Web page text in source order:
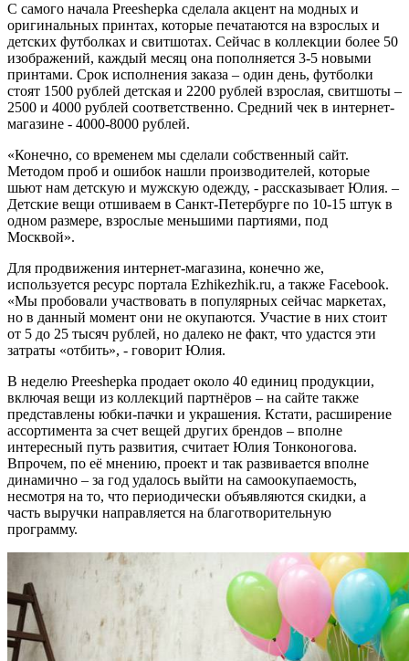
С самого начала Preeshepka сделала акцент на модных и
оригинальных принтах, которые печатаются на взрослых и
детских футболках и свитшотах. Сейчас в коллекции более 50
изображений, каждый месяц она пополняется 3-5 новыми
принтами. Срок исполнения заказа – один день, футболки
стоят 1500 рублей детская и 2200 рублей взрослая, свитшоты –
2500 и 4000 рублей соответственно. Средний чек в интернет-
магазине - 4000-8000 рублей.
«Конечно, со временем мы сделали собственный сайт.
Методом проб и ошибок нашли производителей, которые
шьют нам детскую и мужскую одежду, - рассказывает Юлия. –
Детские вещи отшиваем в Санкт-Петербурге по 10-15 штук в
одном размере, взрослые меньшими партиями, под
Москвой».
Для продвижения интернет-магазина, конечно же,
используется ресурс портала Еzhikezhik.ru, а также Facebook.
«Мы пробовали участвовать в популярных сейчас маркетах,
но в данный момент они не окупаются. Участие в них стоит
от 5 до 25 тысяч рублей, но далеко не факт, что удастся эти
затраты «отбить», - говорит Юлия.
В неделю Preeshepka продает около 40 единиц продукции,
включая вещи из коллекций партнёров – на сайте также
представлены юбки-пачки и украшения. Кстати, расширение
ассортимента за счет вещей других брендов – вполне
интересный путь развития, считает Юлия Тонконогова.
Впрочем, по её мнению, проект и так развивается вполне
динамично – за год удалось выйти на самоокупаемость,
несмотря на то, что периодически объявляются скидки, а
часть выручки направляется на благотворительную
программу.